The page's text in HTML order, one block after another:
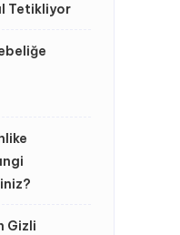
Tetikliyor
Gizli